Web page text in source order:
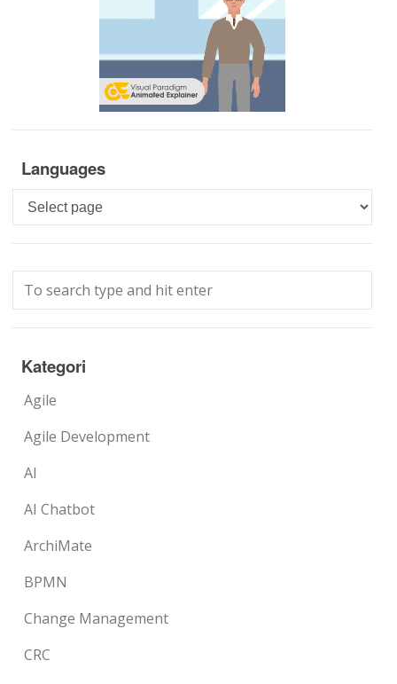
Languages
Languages
Kategori
Agile
Agile Development
AI
AI Chatbot
ArchiMate
BPMN
Change Management
CRC